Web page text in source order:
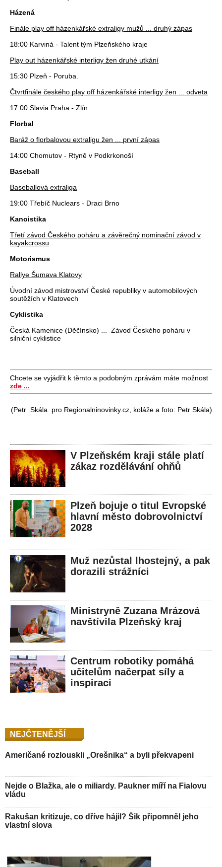
Házená
Finále play off házenkářské extraligy mužů ... druhý zápas
18:00 Karviná - Talent tým Plzeňského kraje
Play out házenkářské interligy žen druhé utkání
15:30 Plzeň - Poruba.
Čtvrtfinále českého play off házenkářské interligy žen ... odveta
17:00 Slavia Praha - Zlín
Florbal
Baráž o florbalovou extraligu žen ... první zápas
14:00 Chomutov - Rtyně v Podkrkonoší
Baseball
Baseballová extraliga
19:00 Třebíč Nuclears - Draci Brno
Kanoistika
Třetí závod Českého poháru a závěrečný nominační závod v
kayakcrossu
Motorismus
Rallye Šumava Klatovy
Úvodní závod mistrovství České republiky v automobilových
soutěžích v Klatovech
Cyklistika
Česká Kamenice (Děčínsko) ... Závod Českého poháru v
silniční cyklistice
Chcete se vyjádřit k těmto a podobným zprávám máte možnost
zde ...
(Petr Skála pro Regionalninovinky.cz, koláže a foto: Petr Skála)
V Plzeňském kraji stále platí
zákaz rozdělávání ohňů
Plzeň bojuje o titul Evropské
hlavní město dobrovolnictví
2028
Muž nezůstal lhostejný, a pak
dorazili strážníci
Ministryně Zuzana Mrázová
navštívila Plzeňský kraj
Centrum robotiky pomáhá
učitelům načerpat síly a
inspiraci
NEJČTENĚJŠÍ
Američané rozlouskli „Orešnika“ a byli překvapeni
Nejde o Blažka, ale o miliardy. Paukner míří na Fialovu
vládu
Rakušan kritizuje, co dříve hájil? Šik připomněl jeho
vlastní slova